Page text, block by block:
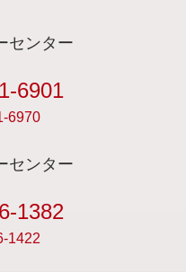
センター
6901
6970
センター
1382
1422